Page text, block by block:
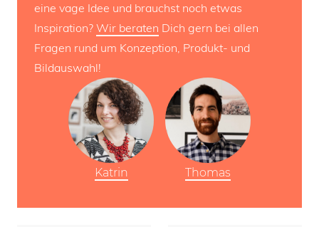
eine vage Idee und brauchst noch etwas
Inspiration? Wir beraten Dich gern bei allen
Fragen rund um Konzeption, Produkt- und
Bildauswahl!
Katrin Thomas